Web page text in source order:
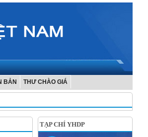
BẢN THƯ CHÀO GIÁ
TẠP CHÍ YHDP